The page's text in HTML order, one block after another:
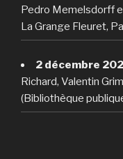
Pedro Memelsdorff
La Grange Fleuret,
2 décembre
Richard, Valentin
(Bibliothèque